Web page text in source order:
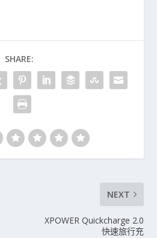
SHARE:
NEXT
XPOWER Quickcharge 2.0
快速旅行充